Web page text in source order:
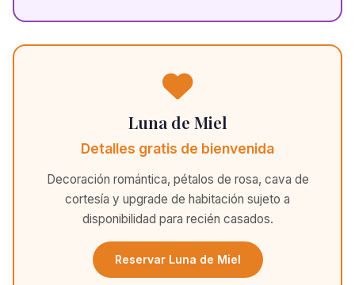
Luna de Miel
Detalles gratis de bienvenida
Decoración romántica, pétalos de rosa, cava de
cortesía y upgrade de habitación sujeto a
disponibilidad para recién casados.
Reservar Luna de Miel